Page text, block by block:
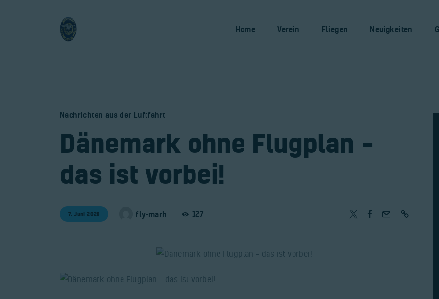
Home Verein Fliegen Neuigkeiten
Verein
Bilder
Nachrichten aus der Luftfahrt
​Dänemark ohne Flugplan –
das ist vorbei!
7. Juni 2026 fly-marh 127